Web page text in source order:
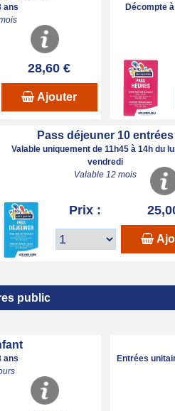
ans
28,60 €
Ajouter
Décompte
Pass déjeuner 10 entrées
Valable uniquement de 11h45 à 14h du
vendredi
Valable 12 mois
Prix :
public
ans
Entrées